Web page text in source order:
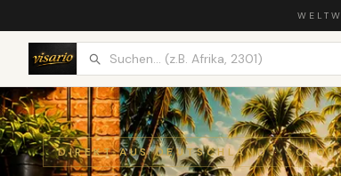
DIREKT AUS DEUTSCHLAND ·